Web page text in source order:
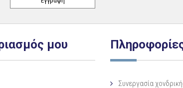
μου
Συνεργασία